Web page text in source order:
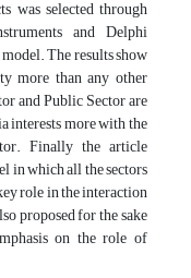
was selected through
and Delphi
The results show
more than any other
and Public Sector are
interests more with the
Finally the article
in which all the sectors
role in the interaction
proposed for the sake
on the role of